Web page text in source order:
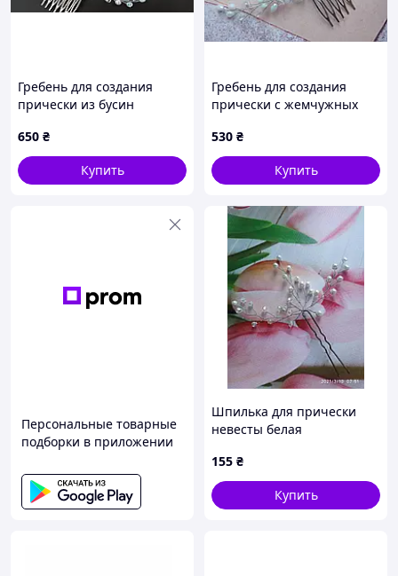
Гребень для создания
прически из бусин
650 ₴
Купить
Гребень для создания
прически с жемчужных
530 ₴
Купить
Персональные товарные
подборки в приложении
Шпилька для прически
невесты белая
155 ₴
Купить